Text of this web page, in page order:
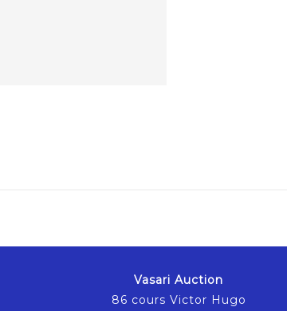
Vasari Auction
86 cours Victor Hugo